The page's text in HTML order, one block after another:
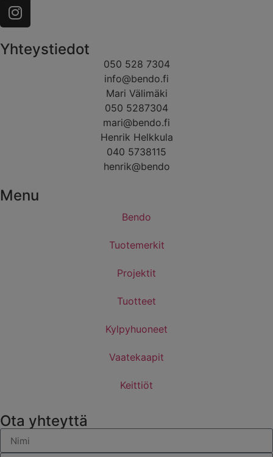
Yhteystiedot
050 528 7304
info@bendo.fi
Mari Välimäki
050 5287304
mari@bendo.fi
Henrik Helkkula
040 5738115
henrik@bendo
Menu
Bendo
Tuotemerkit
Projektit
Tuotteet
Kylpyhuoneet
Vaatekaapit
Keittiöt
Ota yhteyttä